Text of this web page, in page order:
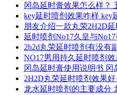
冈岛延时膏效果怎么样？
key延时喷剂效果咋样 key
朋友介绍一款丸荣2H2D
延时喷剂No17久皇与No17
2h2d丸荣延时喷剂有没有
NO17男用持久延时喷剂
冈岛延时膏使用说明书 冈
2H2D丸荣延时喷剂效果
龙水延时喷剂的主要成分